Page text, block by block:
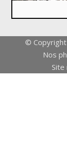
©
Nos